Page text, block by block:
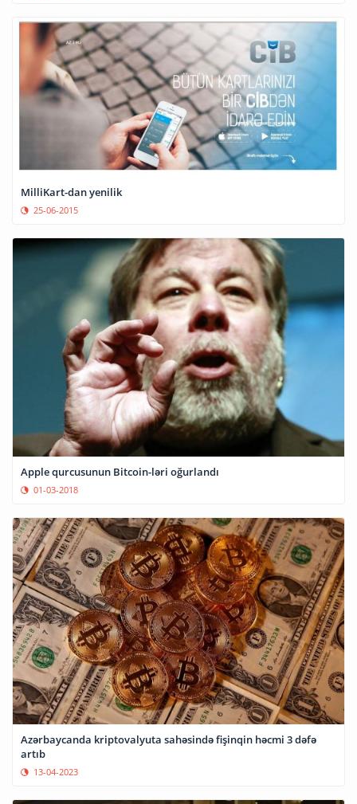
MilliKart-dan yenilik
25-06-2015
Apple qurcusunun Bitcoin-ləri oğurlandı
01-03-2018
Azərbaycanda kriptovalyuta sahəsində fişinqin həcmi 3 dəfə
artıb
13-04-2023